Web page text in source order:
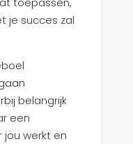
je succes zal
belangrijk
een
werkt en